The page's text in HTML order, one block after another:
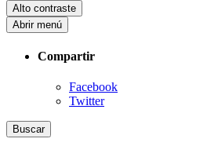
Alto contraste
Abrir menú
Compartir
Facebook
Twitter
Buscar